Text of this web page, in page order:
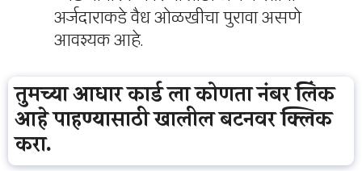
अर्जदाराकडे वैध ओळखीचा पुरावा असणे
आवश्यक आहे.
तुमच्या आधार कार्ड ला कोणता नंबर लिंक
आहे पाहण्यासाठी खालील बटनवर क्लिक
करा.